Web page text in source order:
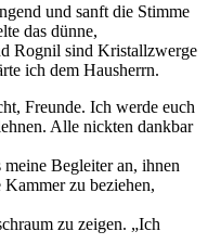
und sanft die Stimme
das dünne,
Rognil sind Kristallzwerge
ich dem Hausherrn.
Freunde. Ich werde euch
Alle nickten dankbar
Begleiter an, ihnen
zu beziehen,
zu zeigen. „Ich